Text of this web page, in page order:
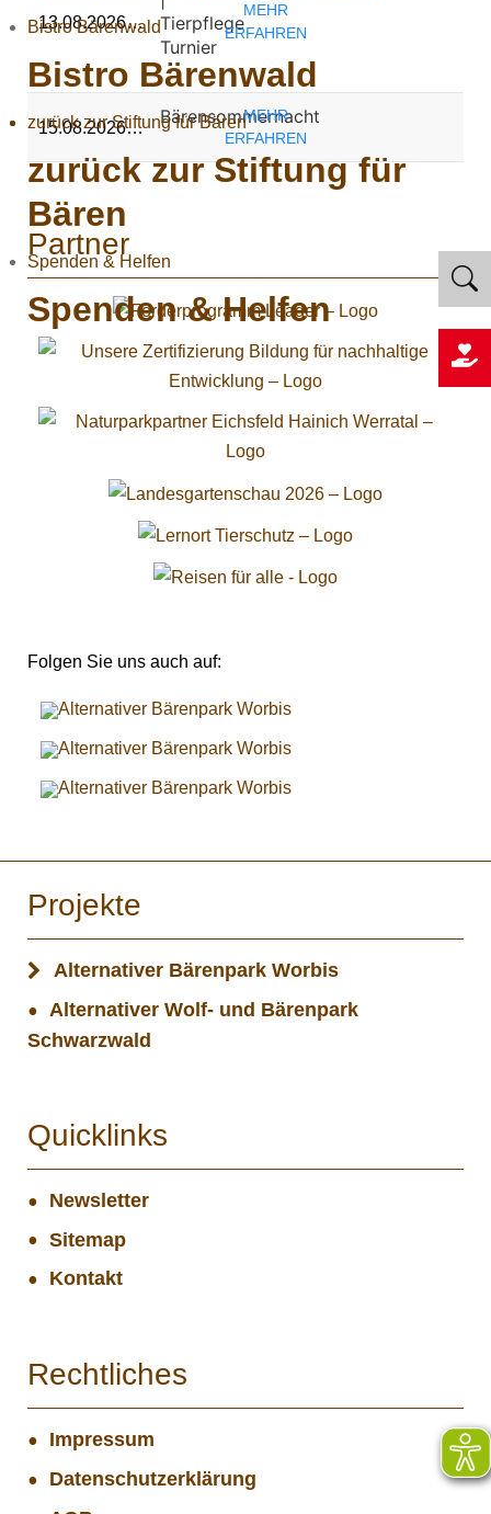
Bistro Bärenwald
Bistro Bärenwald
zurück zur Stiftung für Bären
zurück zur Stiftung für
Bären
Spenden & Helfen
Spenden & Helfen
13.08.2026…
Tierpflege
Turnier
MEHR
ERFAHREN
15.08.2026… Bärensommernacht
MEHR
ERFAHREN
Partner
Folgen Sie uns auch auf:
Projekte
Alternativer Bärenpark Worbis
Alternativer Wolf- und Bärenpark
Schwarzwald
Quicklinks
Newsletter
Sitemap
Kontakt
Rechtliches
Impressum
Datenschutzerklärung